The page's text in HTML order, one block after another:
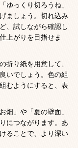
ゆっくり切ろうね」
ましょう。切れ込み
、試しながら確認し
上がりを目指せま
折り紙を用意して、
いでしょう。色の組
むようにすると、表
畑」や「夏の壁面」
につながります。あ
ることで、より深い